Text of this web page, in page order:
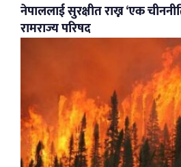
नेपाललाई सुरक्षीत राख्न ‘एक
रामराज्य परिषद